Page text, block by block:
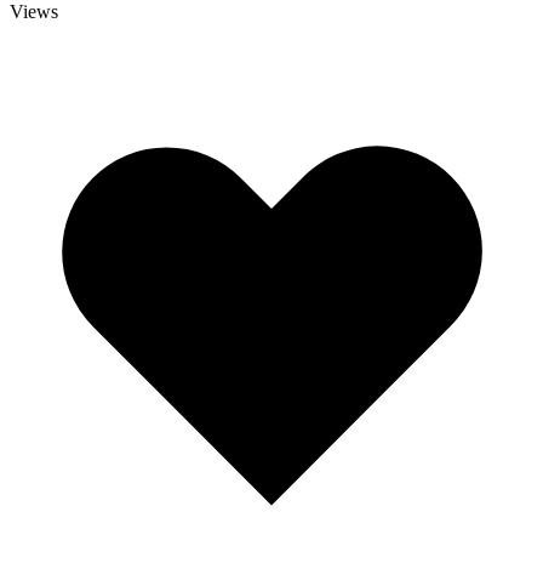
Views